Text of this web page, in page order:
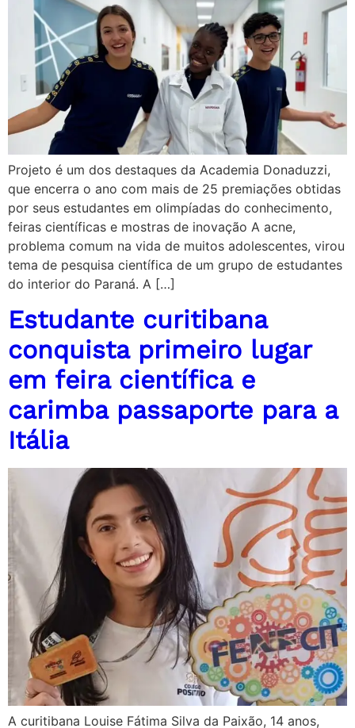
Projeto é um dos destaques da Academia Donaduzzi,
que encerra o ano com mais de 25 premiações obtidas
por seus estudantes em olimpíadas do conhecimento,
feiras científicas e mostras de inovação A acne,
problema comum na vida de muitos adolescentes, virou
tema de pesquisa científica de um grupo de estudantes
do interior do Paraná. A […]
Estudante curitibana
conquista primeiro lugar
em feira científica e
carimba passaporte para a
Itália
A curitibana Louise Fátima Silva da Paixão, 14 anos,